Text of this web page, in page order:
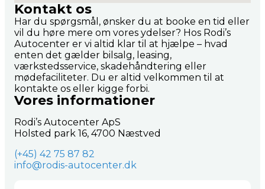
Kontakt os
Har du spørgsmål, ønsker du at booke en tid eller
vil du høre mere om vores ydelser? Hos Rodi’s
Autocenter er vi altid klar til at hjælpe – hvad
enten det gælder bilsalg, leasing,
værkstedsservice, skadehåndtering eller
mødefaciliteter. Du er altid velkommen til at
kontakte os eller kigge forbi.
Vores informationer
Rodi’s Autocenter ApS
Holsted park 16, 4700 Næstved
(+45) 42 75 87 82
info@rodis-autocenter.dk